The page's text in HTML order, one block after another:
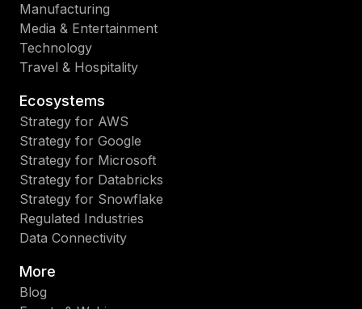
Manufacturing
Media & Entertainment
Technology
Travel & Hospitality
Ecosystems
Strategy for AWS
Strategy for Google
Strategy for Microsoft
Strategy for Databricks
Strategy for Snowflake
Regulated Industries
Data Connectivity
More
Blog